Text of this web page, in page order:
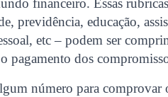
financeiro. Essas
previdência, educação,
etc – podem ser
pagamento dos
número para